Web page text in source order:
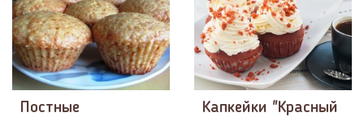
Постные
Капкейки "Красный